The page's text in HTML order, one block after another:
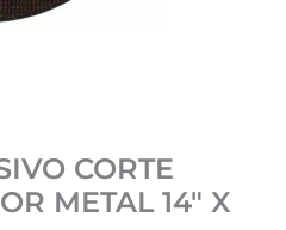
CORTE
METAL 14″ X